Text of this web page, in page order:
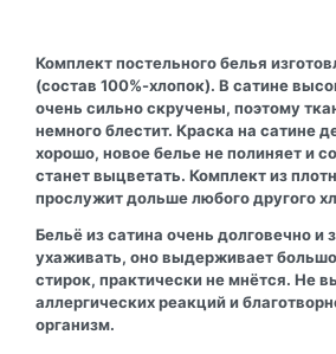
Комплект постельного белья
(состав 100%-хлопок). В сатине
очень сильно скручены, поэтому
немного блестит. Краска на сатине
хорошо, новое белье не полиняет и
станет выцветать. Комплект из
прослужит дольше любого другого
Бельё из сатина очень долговечно и
ухаживать, оно выдерживает
стирок, практически не мнётся. Не
аллергических реакций и
организм.